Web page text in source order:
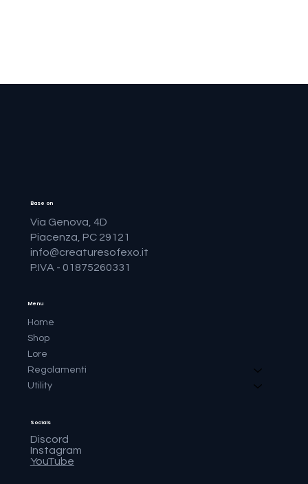
Via Genova, 4D
Piacenza, PC 29121
info@creaturesofexo.it
P.IVA - 01875260331
Base on
Menu
Home
Shop
Lore
Regolamenti
Utility
Discord
Instagram
YouTube
Socials